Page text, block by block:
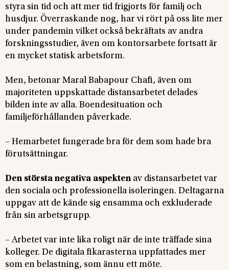
styra sin tid och att mer tid frigjorts för familj och
husdjur. Överraskande nog, har vi rört på oss lite mer
under pandemin vilket också bekräftats av andra
forskningsstudier, även om kontorsarbete fortsatt är
en mycket statisk arbetsform.
Men, betonar Maral Babapour Chafi, även om
majoriteten uppskattade distansarbetet delades
bilden inte av alla. Boendesituation och
familjeförhållanden påverkade.
– Hemarbetet fungerade bra för dem som hade bra
förutsättningar.
Den största negativa aspekten av distansarbetet var
den sociala och professionella isoleringen. Deltagarna
uppgav att de kände sig ensamma och exkluderade
från sin arbetsgrupp.
– Arbetet var inte lika roligt när de inte träffade sina
kolleger. De digitala fikarasterna uppfattades mer
som en belastning, som ännu ett möte.